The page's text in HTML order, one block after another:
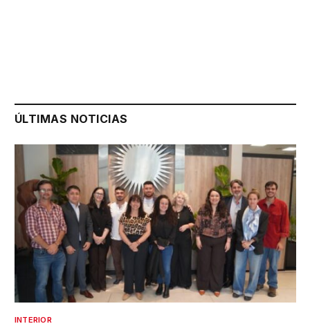
ÚLTIMAS NOTICIAS
INTERIOR